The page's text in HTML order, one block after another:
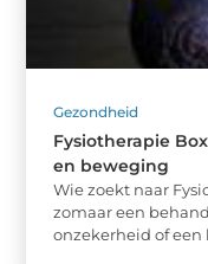
Gezondheid
Fysiotherapie
en beweging
Wie zoekt naar
zomaar een
onzekerheid of een